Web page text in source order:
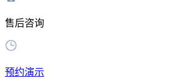
售后咨询
预约演示